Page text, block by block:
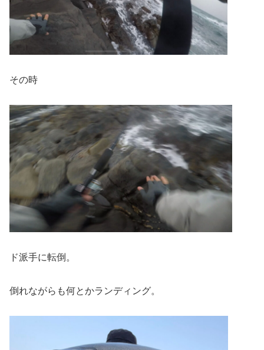
その時
ド派手に転倒。
倒れながらも何とかランディング。